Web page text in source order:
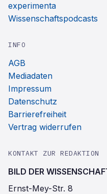
experimenta
Wissenschaftspodcasts
INFO
AGB
Mediadaten
Impressum
Datenschutz
Barrierefreiheit
Vertrag widerrufen
KONTAKT ZUR REDAKTION
BILD DER
Ernst-Mey-Str. 8